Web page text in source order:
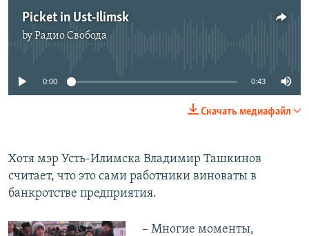
Picket in Ust-Ilimsk
byРадио Свобода
No media source currently available
0:00 0:43
Скачать медиафайл
Хотя мэр Усть-Илимска Владимир Ташкинов
считает, что это сами работники виноваты в
банкротстве предприятия.
​– Многие моменты,